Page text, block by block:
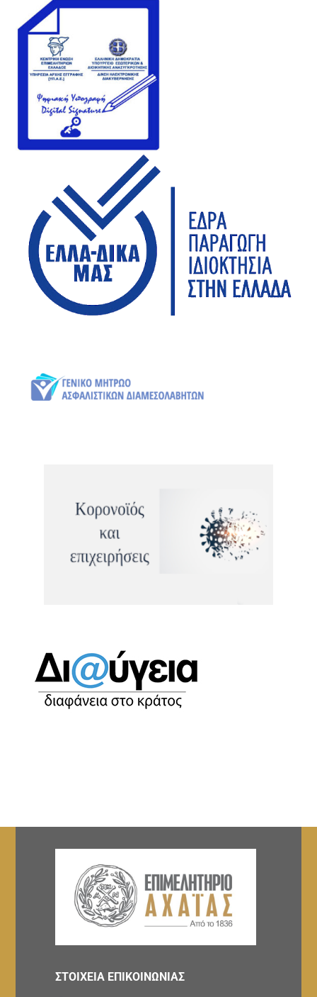
ΣΤΟΙΧΕΙΑ ΕΠΙΚΟΙΝΩΝΙΑΣ